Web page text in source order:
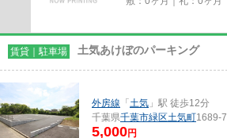
賃貸｜駐車場 土気あけぼのパーキング
外房線 「 土気 」駅 徒歩12分
千葉県千葉市緑区土気町1689-7
5,000円